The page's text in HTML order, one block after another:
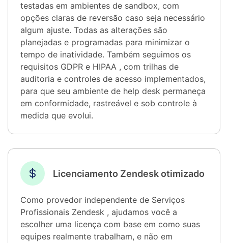
testadas em ambientes de sandbox, com
opções claras de reversão caso seja necessário
algum ajuste. Todas as alterações são
planejadas e programadas para minimizar o
tempo de inatividade. Também seguimos os
requisitos GDPR e HIPAA , com trilhas de
auditoria e controles de acesso implementados,
para que seu ambiente de help desk permaneça
em conformidade, rastreável e sob controle à
medida que evolui.
Licenciamento Zendesk otimizado
Como provedor independente de Serviços
Profissionais Zendesk , ajudamos você a
escolher uma licença com base em como suas
equipes realmente trabalham, e não em